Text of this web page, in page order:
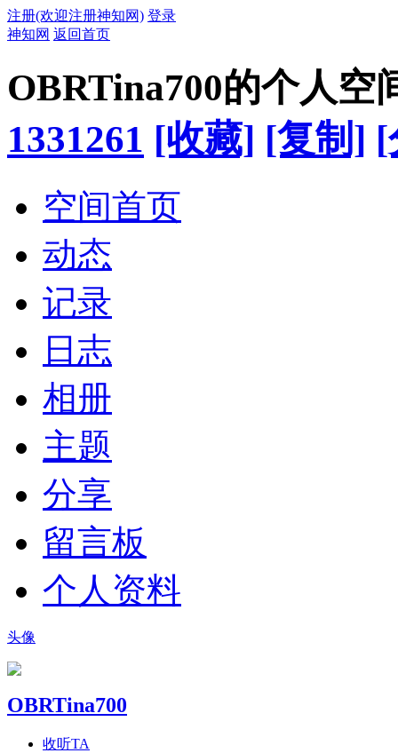
注册(欢迎注册神知网) 登录
神知网 返回首页
OBRTina700的个人空
1331261 [收藏] [复制] [
空间首页
动态
记录
日志
相册
主题
分享
留言板
个人资料
头像
OBRTina700
收听TA